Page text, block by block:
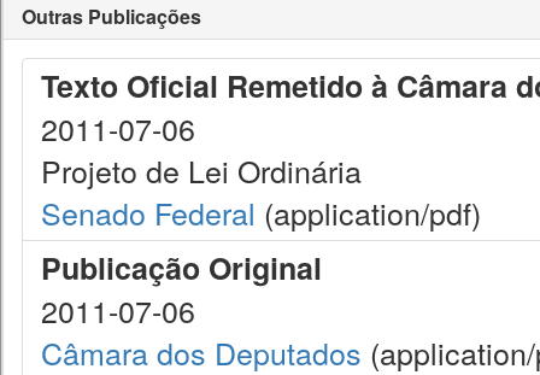
Outras Publicações
Texto Oficial Remetido à Câmara
2011-07-06
Projeto de Lei Ordinária
Senado Federal (application/pdf)
Publicação Original
2011-07-06
Câmara dos Deputados